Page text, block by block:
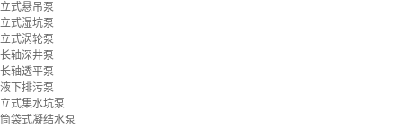
立式悬吊泵
立式湿坑泵
立式涡轮泵
长轴深井泵
长轴透平泵
液下排污泵
立式集水坑泵
筒袋式凝结水泵